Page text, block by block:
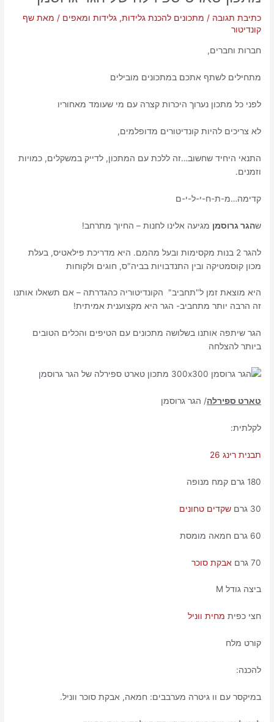
כתיבת תגובה / מתכונים להכנת גלידות, גלידות ומאפים / מאתשף
קונדיטור
חברות וחברים,
מתחילים לשתף אתכם במתכונים מובילים
לפני כל מתכון נערוך היכרות קצרה עם מי שעומד מאחוריו
לא צריכים להיות קונדיטורים מדופלמים,
התנאי היחיד שחשוב…זה ללכת עם המתכון, לדייק במשקלים, כמויות
וזמנים.
קדימה…מ-ת-ח-י-ל-י-ם
שהגר גרוסמן מגיעה אלינו לחנות – החיוך מתרחב!
להגר 2 בנות מקסימות ובעל מהמם. היא מדריכת פילאטיס, בעלת
מכון קוסמטיקה ובין התנדבויות בביה"ס, חוגים ולקוחות
היא מוצאת זמן ל"תחביב" הקונדיטוריה כהגדרתה – אם תשאלו אותנו
זה הרבה יותר מתחביב- הגר היא מקצוענית אמיתית!
הגר שיתפה אותנו בשלושה מתכונים עם הטיפים והכלים הטובים
ביותר להצלחה
טארט ספירלה/ הגר גרוסמן
לקלתית:
תבנית רינג 26
180 גרם קמח מנופה
30 גרם שקדים טחונים
60 גרם חמאה מומסת
70 גרם אבקת סוכר
ביצה גודל M
חצי כפית מחית ווניל
קורט מלח
להכנה:
במיקסר עם וו גיטרה מערבבים: חמאה, אבקת סוכר ווניל.